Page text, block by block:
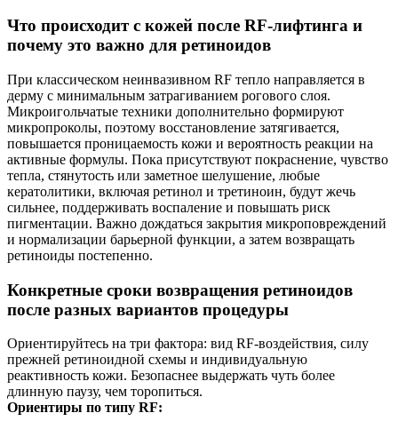
Что происходит с кожей после RF‑лифтинга и
почему это важно для ретиноидов
При классическом неинвазивном RF тепло направляется в
дерму с минимальным затрагиванием рогового слоя.
Микроигольчатые техники дополнительно формируют
микропроколы, поэтому восстановление затягивается,
повышается проницаемость кожи и вероятность реакции на
активные формулы. Пока присутствуют покраснение, чувство
тепла, стянутость или заметное шелушение, любые
кератолитики, включая ретинол и третиноин, будут жечь
сильнее, поддерживать воспаление и повышать риск
пигментации. Важно дождаться закрытия микроповреждений
и нормализации барьерной функции, а затем возвращать
ретиноиды постепенно.
Конкретные сроки возвращения ретиноидов
после разных вариантов процедуры
Ориентируйтесь на три фактора: вид RF‑воздействия, силу
прежней ретиноидной схемы и индивидуальную
реактивность кожи. Безопаснее выдержать чуть более
длинную паузу, чем торопиться.
Ориентиры по типу RF: